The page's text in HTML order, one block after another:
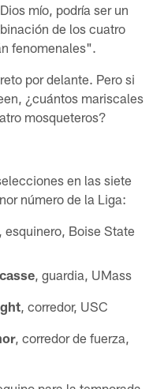
mío, podría ser un
de los cuatro
fenomenales".
por delante. Pero si
¿cuántos mariscales
mosqueteros?
en las siete
número de la Liga:
, esquinero, Boise State
, guardia, UMass
, corredor, USC
, corredor de fuerza,